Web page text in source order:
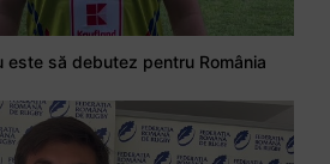
este să debutez pentru România